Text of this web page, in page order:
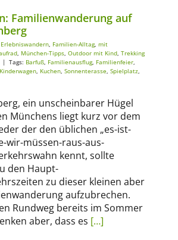
Familienwanderung auf
Erlebniswandern, Familien-Alltag, mit
, München-Tipps, Outdoor mit Kind, Trekking
| Tags: Barfuß, Familienausflug, Familienfeier,
Kinderwagen, Kuchen, Sonnenterasse, Spielplatz,
ein unscheinbarer Hügel
Münchens liegt kurz vor dem
der den üblichen „es-ist-
wir-müssen-raus-aus-
kennt, sollte
den Haupt-
zu dieser kleinen aber
aufzubrechen.
Rundweg bereits im Sommer
aber, dass es […]